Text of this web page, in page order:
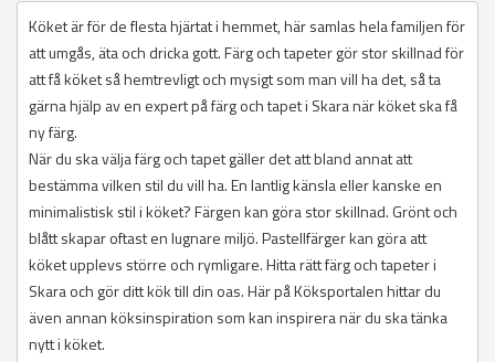
Köket är för de flesta hjärtat i hemmet, här samlas hela familjen för
att umgås, äta och dricka gott. Färg och tapeter gör stor skillnad för
att få köket så hemtrevligt och mysigt som man vill ha det, så ta
gärna hjälp av en expert på färg och tapet i Skara när köket ska få
ny färg.
När du ska välja färg och tapet gäller det att bland annat att
bestämma vilken stil du vill ha. En lantlig känsla eller kanske en
minimalistisk stil i köket? Färgen kan göra stor skillnad. Grönt och
blått skapar oftast en lugnare miljö. Pastellfärger kan göra att
köket upplevs större och rymligare. Hitta rätt färg och tapeter i
Skara och gör ditt kök till din oas. Här på Köksportalen hittar du
även annan köksinspiration som kan inspirera när du ska tänka
nytt i köket.